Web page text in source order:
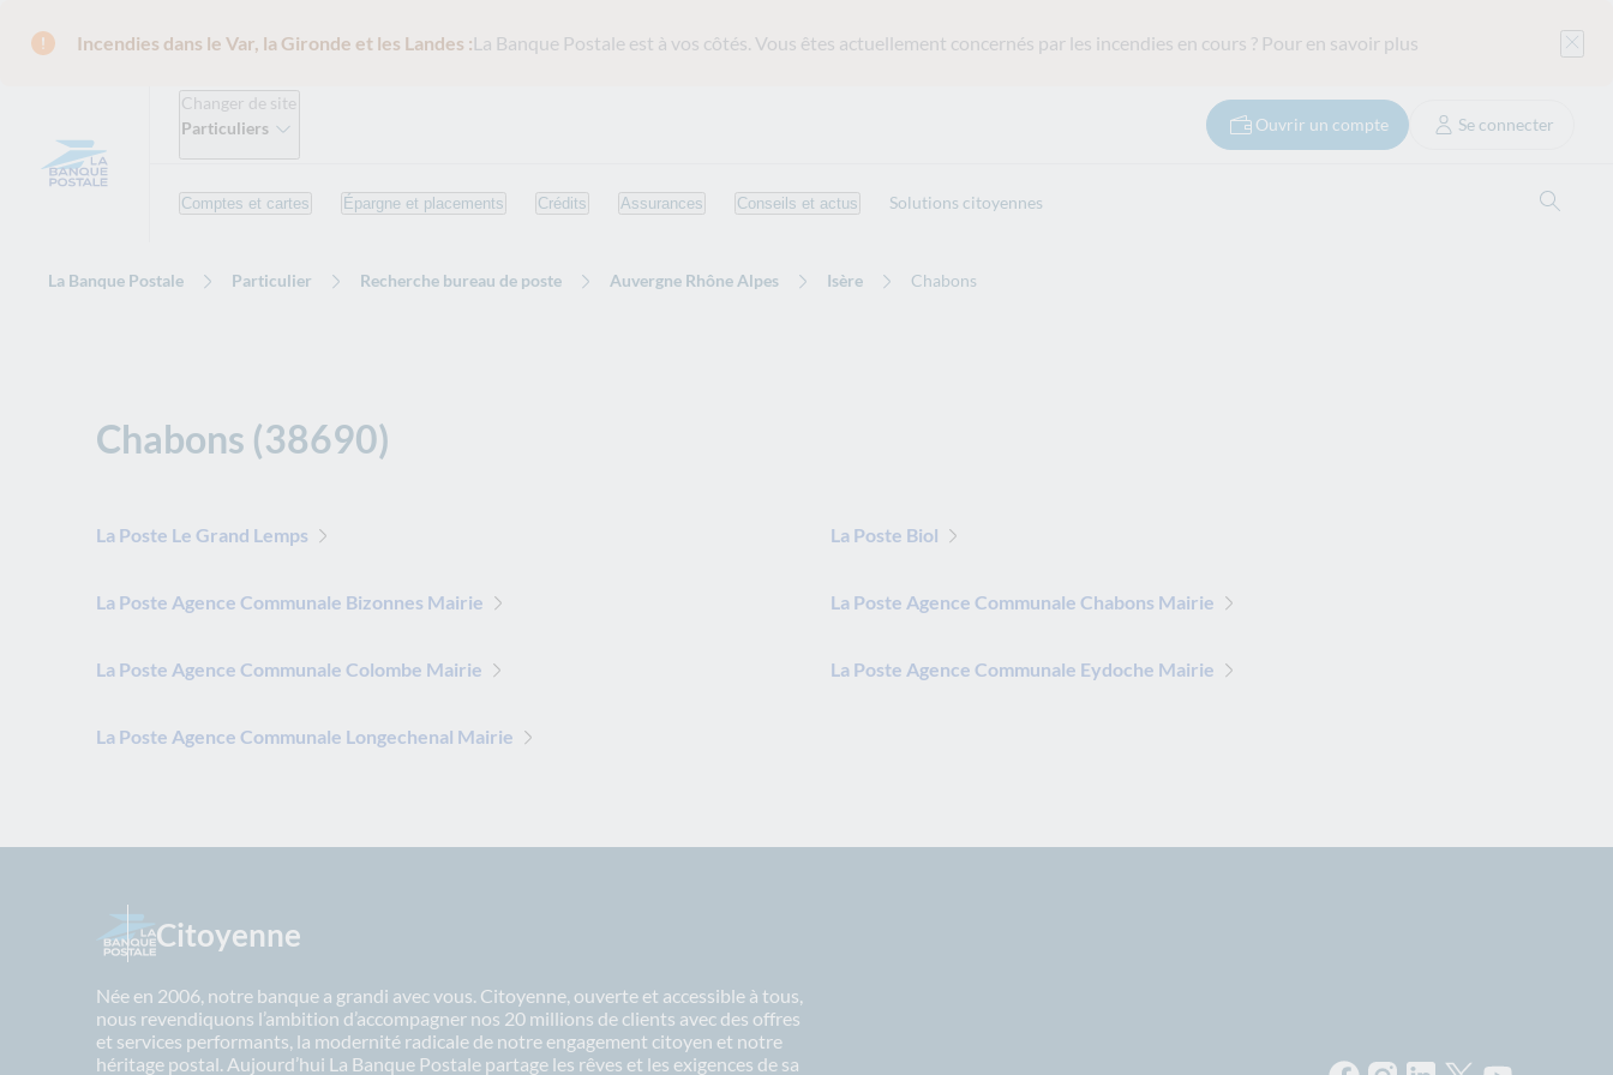
Incendies dans le Var, la Gironde et les Landes :La Banque Postale est à vos côtés. Vous êtes actuellement concernés par les incendies en cours ? Pour en savoir plus
Changer de site
Particuliers
Ouvrir un compte Se connecter
Comptes et cartes Épargne et placements Crédits Assurances Conseils et actus Solutions citoyennes
La Banque Postale Particulier Recherche bureau de poste Auvergne Rhône Alpes Isère Chabons
Chabons (38690)
La Poste Le Grand Lemps La Poste Biol
La Poste Agence Communale Bizonnes Mairie La Poste Agence Communale Chabons Mairie
La Poste Agence Communale Colombe Mairie La Poste Agence Communale Eydoche Mairie
La Poste Agence Communale Longechenal Mairie
Citoyenne
Née en 2006, notre banque a grandi avec vous. Citoyenne, ouverte et accessible à tous,
nous revendiquons l’ambition d’accompagner nos 20 millions de clients avec des offres
et services performants, la modernité radicale de notre engagement citoyen et notre
héritage postal. Aujourd’hui La Banque Postale partage les rêves et les exigences de sa